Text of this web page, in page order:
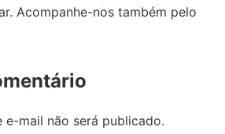
Acompanhe-nos também pelo
e-mail não será publicado.